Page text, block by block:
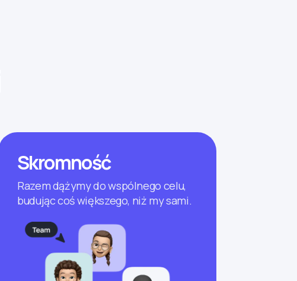
Skromność
Razem dążymy do wspólnego celu,
budując coś większego, niż my sami.